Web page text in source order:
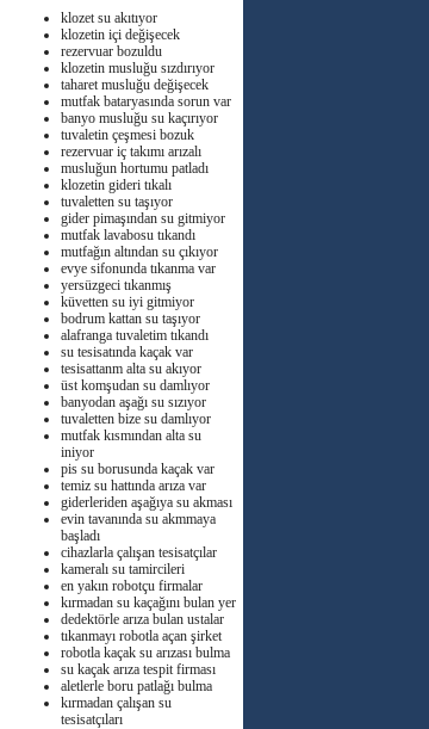
klozet su akıtıyor
klozetin içi değişecek
rezervuar bozuldu
klozetin musluğu sızdırıyor
taharet musluğu değişecek
mutfak bataryasında sorun var
banyo musluğu su kaçırıyor
tuvaletin çeşmesi bozuk
rezervuar iç takımı arızalı
musluğun hortumu patladı
klozetin gideri tıkalı
tuvaletten su taşıyor
gider pimaşından su gitmiyor
mutfak lavabosu tıkandı
mutfağın altından su çıkıyor
evye sifonunda tıkanma var
yersüzgeci tıkanmış
küvetten su iyi gitmiyor
bodrum kattan su taşıyor
alafranga tuvaletim tıkandı
su tesisatında kaçak var
tesisattanm alta su akıyor
üst komşudan su damlıyor
banyodan aşağı su sızıyor
tuvaletten bize su damlıyor
mutfak kısmından alta su
iniyor
pis su borusunda kaçak var
temiz su hattında arıza var
giderleriden aşağıya su akması
evin tavanında su akmmaya
başladı
cihazlarla çalışan tesisatçılar
kameralı su tamircileri
en yakın robotçu firmalar
kırmadan su kaçağını bulan yer
dedektörle arıza bulan ustalar
tıkanmayı robotla açan şirket
robotla kaçak su arızası bulma
su kaçak arıza tespit firması
aletlerle boru patlağı bulma
kırmadan çalışan su
tesisatçıları